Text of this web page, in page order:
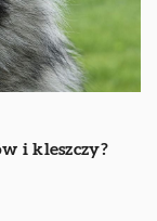
i kleszczy?